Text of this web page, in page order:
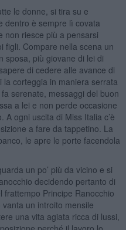
le donne, si tira su e
dentro è sempre lì covata
non riesce più a pensarsi
figli. Compare nella scena un
sposa, più giovane di lei di
di cedere alle avance di
corteggia in maniera serrata
serenate, messaggi del buon
a lei e non perde occasione
A ogni uscita di Miss Italia c’è
a fare da tappetino. La
le apre le porte facendola
un po’ più da vicino e si
decidendo pertanto di
Principe Ranocchio
un introito mensile
una vita agiata ricca di lussi,